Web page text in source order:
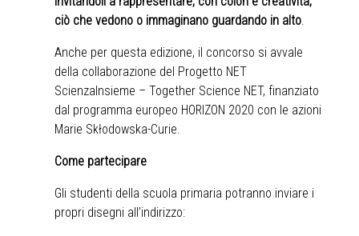
ciò che vedono o immaginano guardando in alto.
Anche per questa edizione, il concorso si avvale
della collaborazione del Progetto NET
ScienzaInsieme – Together Science NET, finanziato
dal programma europeo HORIZON 2020 con le azioni
Marie Skłodowska-Curie.
Come partecipare
Gli studenti della scuola primaria potranno inviare i
propri disegni all’indirizzo: